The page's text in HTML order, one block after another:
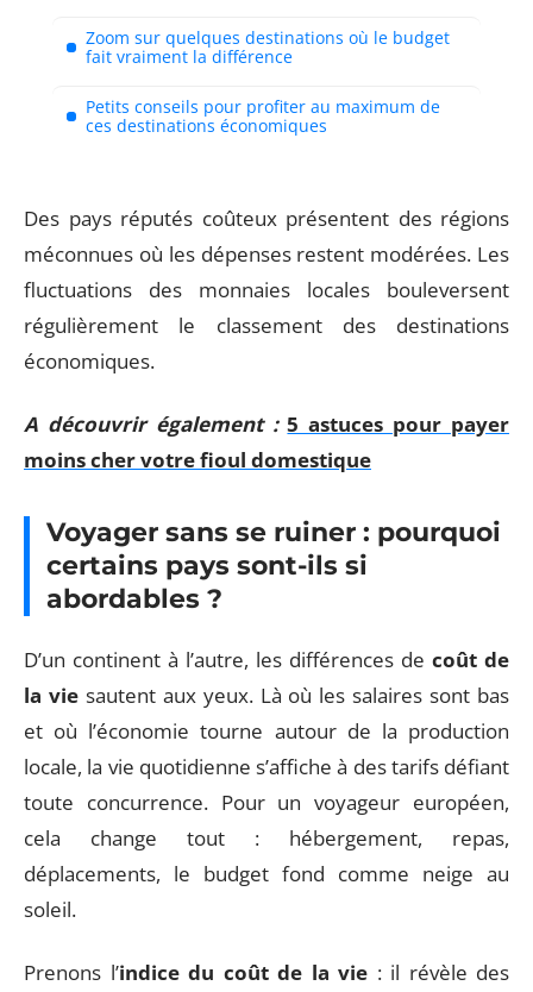
Zoom sur quelques destinations où le budget
fait vraiment la différence
Petits conseils pour profiter au maximum de
ces destinations économiques
Des pays réputés coûteux présentent des régions
méconnues où les dépenses restent modérées. Les
fluctuations des monnaies locales bouleversent
régulièrement le classement des destinations
économiques.
A découvrir également : 5 astuces pour payer
moins cher votre fioul domestique
Voyager sans se ruiner : pourquoi
certains pays sont-ils si
abordables ?
D’un continent à l’autre, les différences de coût de
la viesautent aux yeux. Là où les salaires sont bas
et où l’économie tourne autour de la production
locale, la vie quotidienne s’affiche à des tarifs défiant
toute concurrence. Pour un voyageur européen,
cela change tout : hébergement, repas,
déplacements, le budget fond comme neige au
soleil.
Prenons l’indice du coût de la vie : il révèle des